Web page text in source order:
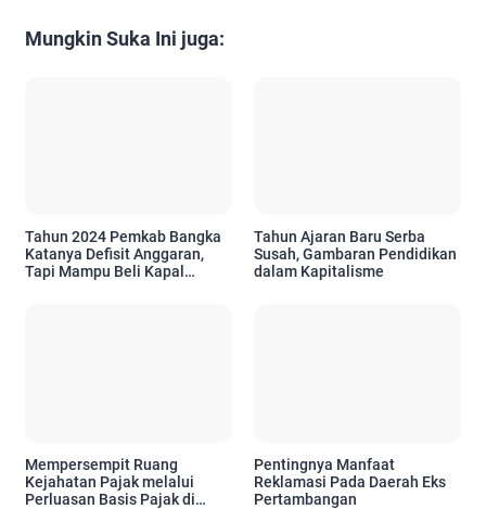
Mungkin Suka Ini juga:
Tahun 2024 Pemkab Bangka
Katanya Defisit Anggaran,
Tapi Mampu Beli Kapal
Tahun Ajaran Baru Serba
Susah, Gambaran Pendidikan
dalam Kapitalisme
Mempersempit Ruang
Kejahatan Pajak melalui
Perluasan Basis Pajak di
Pentingnya Manfaat
Reklamasi Pada Daerah Eks
Pertambangan